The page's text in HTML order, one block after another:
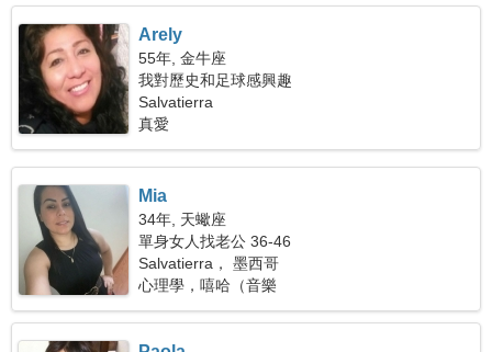
Arely
55年, 金牛座
我對歷史和足球感興趣
Salvatierra
真愛
Mia
34年, 天蠍座
單身女人找老公 36-46
Salvatierra， 墨西哥
心理學，嘻哈（音樂